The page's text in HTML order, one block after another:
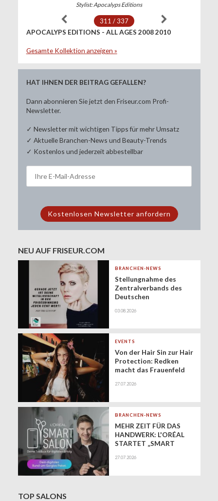
Stylist: Apocalyps Editions
311 / 337
APOCALYPS EDITIONS - ALL AGES 2008 2010
Gesamte Kollektion anzeigen »
HAT IHNEN DER BEITRAG GEFALLEN?
Dann abonnieren Sie jetzt den Friseur.com Profi-
Newsletter.
✓ Newsletter mit wichtigen Tipps für mehr Umsatz
✓ Aktuelle Branchen-News und Beauty-Trends
✓ Kostenlos und jederzeit abbestellbar
NEU AUF FRISEUR.COM
BRANCHEN-NEWS
Stellungnahme des
Zentralverbands des
Deutschen
Zukunft der
(Minijobs)
03.08.2026
EVENTS
Von der Hair Sin zur Hair
Protection: Redken
macht das Frauenfeld
gesundes Haar
27.07.2026
BRANCHEN-NEWS
MEHR ZEIT FÜR DAS
HANDWERK: L'ORÉAL
STARTET „SMART
EXKLUSIVEN BUSINESS-
27.07.2026
TOP SALONS